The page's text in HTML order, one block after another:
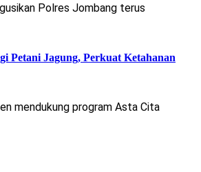
Polres Jombang terus
Petani Jagung, Perkuat Ketahanan
mendukung program Asta Cita